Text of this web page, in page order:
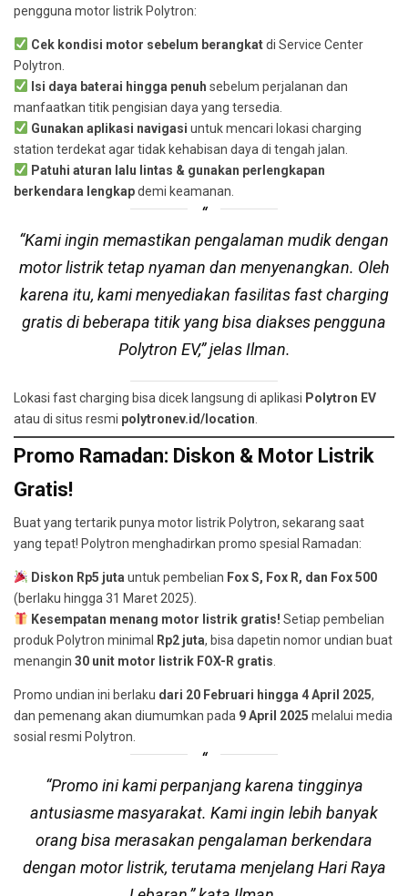
pengguna motor listrik Polytron:
Cek kondisi motor sebelum berangkatdi Service Center
Polytron.
Isi daya baterai hingga penuh sebelum perjalanan dan
manfaatkan titik pengisian daya yang tersedia.
Gunakan aplikasi navigasi untuk mencari lokasi charging
station terdekat agar tidak kehabisan daya di tengah jalan.
Patuhi aturan lalu lintas & gunakan perlengkapan
berkendara lengkapdemi keamanan.
“Kami ingin memastikan pengalaman mudik dengan
motor listrik tetap nyaman dan menyenangkan. Oleh
karena itu, kami menyediakan fasilitas fast charging
gratis di beberapa titik yang bisa diakses pengguna
Polytron EV,”jelas Ilman.
Lokasi fast charging bisa dicek langsung di aplikasi Polytron EV
atau di situs resmi polytronev.id/location
Promo Ramadan: Diskon & Motor Listrik
Gratis!
Buat yang tertarik punya motor listrik Polytron, sekarang saat
yang tepat! Polytron menghadirkan promo spesial Ramadan:
Diskon Rp5 juta untuk pembelian Fox S, Fox R, dan Fox 500
(berlaku hingga 31 Maret 2025).
Kesempatan menang motor listrik gratis! Setiap pembelian
produk Polytron minimal
Rp2 juta, bisa dapetin nomor undian buat
menangin 30 unit motor listrik FOX-R gratis
Promo undian ini berlaku dari 20 Februari hingga 4 April 2025,
dan pemenang akan diumumkan pada 9 April 2025 melalui media
sosial resmi Polytron.
“Promo ini kami perpanjang karena tingginya
antusiasme masyarakat. Kami ingin lebih banyak
orang bisa merasakan pengalaman berkendara
dengan motor listrik, terutama menjelang Hari Raya